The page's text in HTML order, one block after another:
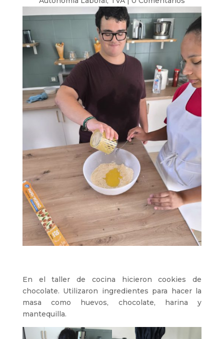
En el taller de cocina hicieron cookies de
chocolate. Utilizaron ingredientes para hacer la
masa como huevos, chocolate, harina y
mantequilla.